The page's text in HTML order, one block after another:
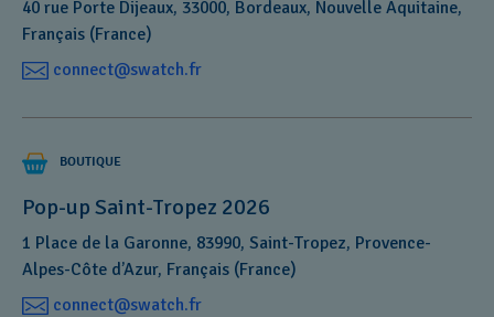
40 rue Porte Dijeaux, 33000, Bordeaux, Nouvelle Aquitaine,
Français (France)
connect@swatch.fr
BOUTIQUE
Pop-up Saint-Tropez 2026
1 Place de la Garonne, 83990, Saint-Tropez, Provence-
Alpes-Côte d’Azur, Français (France)
connect@swatch.fr